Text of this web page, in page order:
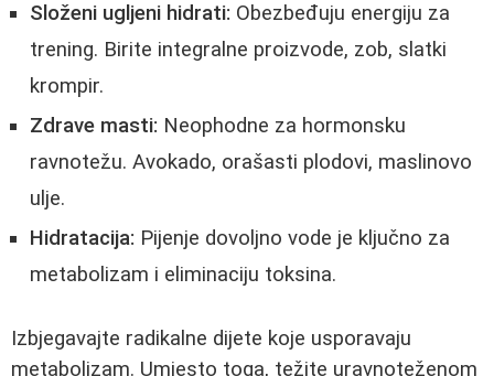
Složeni ugljeni hidrati: Obezbeđuju energiju za
trening. Birite integralne proizvode, zob, slatki
krompir.
Zdrave masti: Neophodne za hormonsku
ravnotežu. Avokado, orašasti plodovi, maslinovo
ulje.
Hidratacija: Pijenje dovoljno vode je ključno za
metabolizam i eliminaciju toksina.
Izbjegavajte radikalne dijete koje usporavaju
metabolizam. Umjesto toga, težite uravnoteženom